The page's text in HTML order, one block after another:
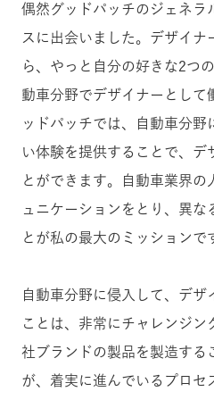
偶然グッドパッチのジェネラ
スに出会いました。デザイナ
ら、やっと自分の好きな2つ
動車分野でデザイナーとして
ッドパッチでは、自動車分野
い体験を提供することで、デ
とができます。自動車業界の
ュニケーションをとり、異な
とが私の最大のミッションで
自動車分野に侵入して、デザ
ことは、非常にチャレンジン
社ブランドの製品を製造する
が、着実に進んでいるプロセ